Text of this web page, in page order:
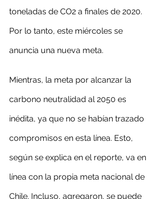
toneladas de CO2 a finales de 2020.
Por lo tanto, este miércoles se
anuncia una nueva meta.
Mientras, la meta por alcanzar la
carbono neutralidad al 2050 es
inédita, ya que no se habían trazado
compromisos en esta línea. Esto,
según se explica en el reporte, va en
línea con la propia meta nacional de
Chile. Incluso, agregaron, se puede